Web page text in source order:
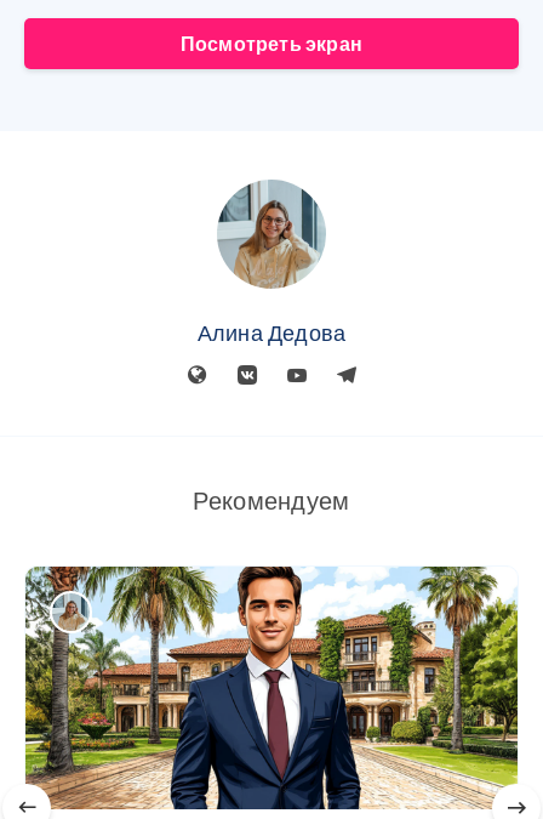
Посмотреть экран
Алина Дедова
Рекомендуем